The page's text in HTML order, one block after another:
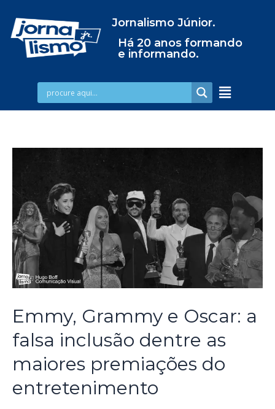
Jornalismo Júnior.
Há 20 anos formando
e informando.
Emmy, Grammy e Oscar: a
falsa inclusão dentre as
maiores premiações do
entretenimento